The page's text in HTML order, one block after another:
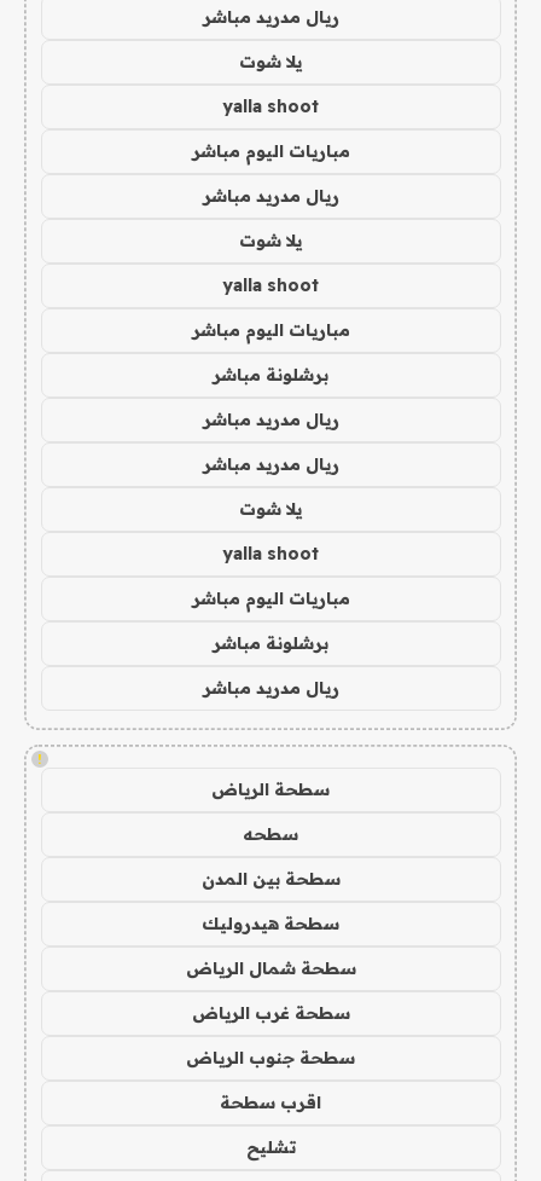
ريال مدريد مباشر
يلا شوت
yalla shoot
مباريات اليوم مباشر
ريال مدريد مباشر
يلا شوت
yalla shoot
مباريات اليوم مباشر
برشلونة مباشر
ريال مدريد مباشر
ريال مدريد مباشر
يلا شوت
yalla shoot
مباريات اليوم مباشر
برشلونة مباشر
ريال مدريد مباشر
!
سطحة الرياض
سطحه
سطحة بين المدن
سطحة هيدروليك
سطحة شمال الرياض
سطحة غرب الرياض
سطحة جنوب الرياض
اقرب سطحة
تشليح